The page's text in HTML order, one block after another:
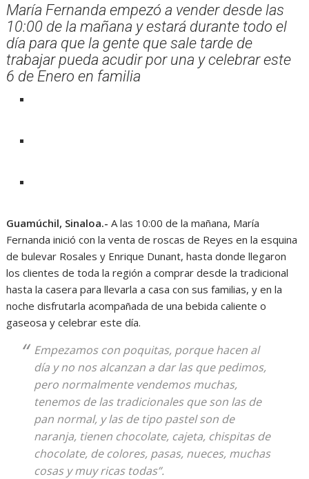
María Fernanda empezó a vender desde las
10:00 de la mañana y estará durante todo el
día para que la gente que sale tarde de
trabajar pueda acudir por una y celebrar este
6 de Enero en familia
Guamúchil, Sinaloa.- A las 10:00 de la mañana, María
Fernanda inició con la venta de roscas de Reyes en la esquina
de bulevar Rosales y Enrique Dunant, hasta donde llegaron
los clientes de toda la región a comprar desde la tradicional
hasta la casera para llevarla a casa con sus familias, y en la
noche disfrutarla acompañada de una bebida caliente o
gaseosa y celebrar este día.
Empezamos con poquitas, porque hacen al
día y no nos alcanzan a dar las que pedimos,
pero normalmente vendemos muchas,
tenemos de las tradicionales que son las de
pan normal, y las de tipo pastel son de
naranja, tienen chocolate, cajeta, chispitas de
chocolate, de colores, pasas, nueces, muchas
cosas y muy ricas todas”.